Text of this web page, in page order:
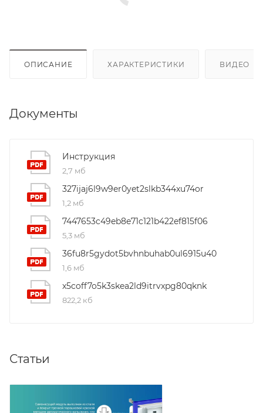
ОПИСАНИЕ ХАРАКТЕРИСТИКИ ВИДЕО
Документы
Инструкция
2,7 мб
327ijaj6l9w9er0yet2slkb344xu74or
1,2 мб
7447653c49eb8e71c121b422ef815f06
5,3 мб
36fu8r5gydot5bvhnbuhab0ul6915u40
1,6 мб
x5coff7o5k3skea2ld9itrvxpg80qknk
822,2 кб
Статьи